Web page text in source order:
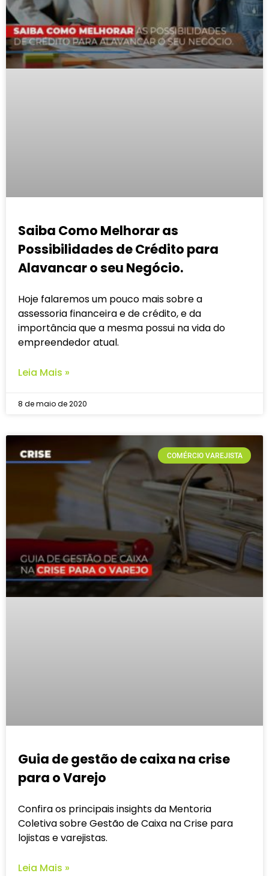
Saiba Como Melhorar as
Possibilidades de Crédito para
Alavancar o seu Negócio.
Hoje falaremos um pouco mais sobre a
assessoria financeira e de crédito, e da
importância que a mesma possui na vida do
empreendedor atual.
Leia Mais »
8 de maio de 2020
COMÉRCIO VAREJISTA
Guia de gestão de caixa na crise
para o Varejo
Confira os principais insights da Mentoria
Coletiva sobre Gestão de Caixa na Crise para
lojistas e varejistas.
Leia Mais »